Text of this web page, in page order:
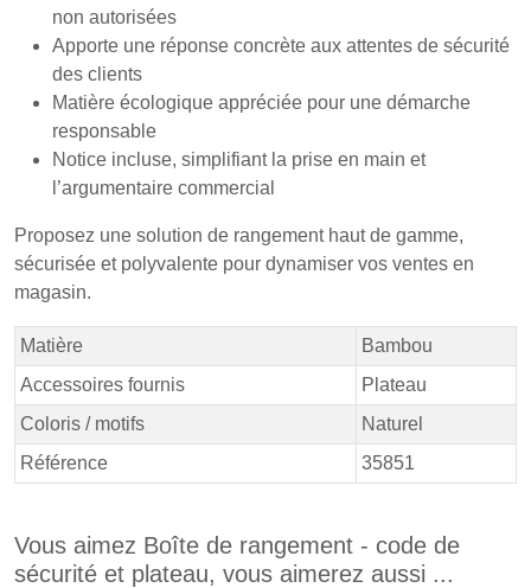
non autorisées
Apporte une réponse concrète aux attentes de sécurité
des clients
Matière écologique appréciée pour une démarche
responsable
Notice incluse, simplifiant la prise en main et
l’argumentaire commercial
Proposez une solution de rangement haut de gamme,
sécurisée et polyvalente pour dynamiser vos ventes en
magasin.
Matière
Bambou
Accessoires fournis
Plateau
Coloris / motifs
Naturel
Référence
35851
Vous aimez Boîte de rangement - code de
sécurité et plateau, vous aimerez aussi ...